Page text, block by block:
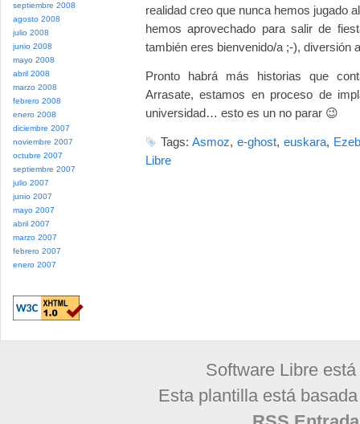
septiembre 2008
agosto 2008
julio 2008
junio 2008
mayo 2008
abril 2008
marzo 2008
febrero 2008
enero 2008
diciembre 2007
noviembre 2007
octubre 2007
septiembre 2007
julio 2007
junio 2007
mayo 2007
abril 2007
marzo 2007
febrero 2007
enero 2007
realidad creo que nunca hemos jugado
hemos aprovechado para salir de
también eres bienvenido/a ;-), diversión
Pronto habrá más historias que
Arrasate, estamos en proceso de
universidad… esto es un no parar 😉
Tags: Asmoz, e-ghost, euskara,
Libre
Software Libre
Esta plantilla está